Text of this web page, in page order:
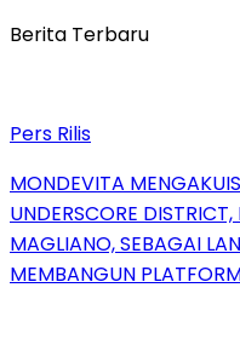
Berita Terbaru
Pers Rilis
MONDEVITA
UNDERSCORE
MAGLIANO, SEBAGAI
MEMBANGUN